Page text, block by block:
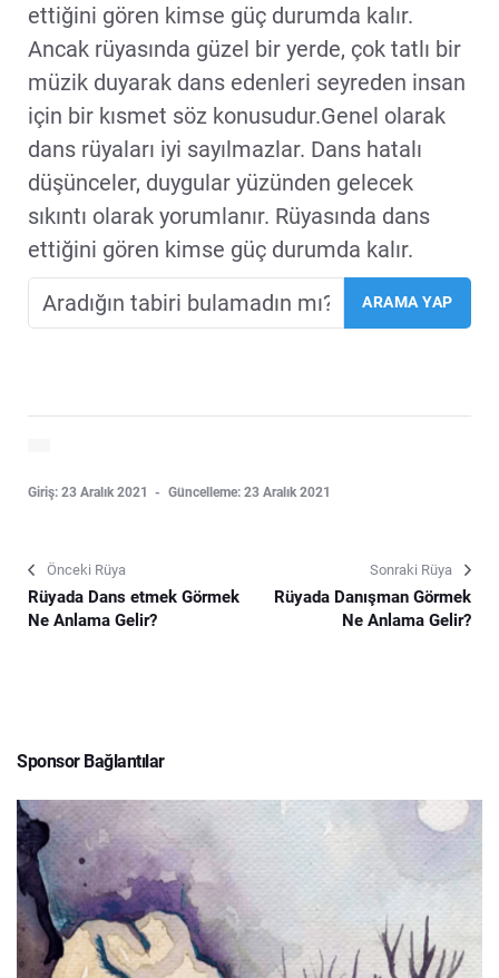
ettiğini gören kimse güç durumda kalır.
Ancak rüyasında güzel bir yerde, çok tatlı bir
müzik duyarak dans edenleri seyreden insan
için bir kısmet söz konusudur.Genel olarak
dans rüyaları iyi sayılmazlar. Dans hatalı
düşünceler, duygular yüzünden gelecek
sıkıntı olarak yorumlanır. Rüyasında dans
ettiğini gören kimse güç durumda kalır.
Giriş: 23 Aralık 2021 Güncelleme: 23 Aralık 2021
Önceki Rüya
Rüyada Dans etmek Görmek
Ne Anlama Gelir?
Sonraki Rüya
Rüyada Danışman Görmek
Ne Anlama Gelir?
Sponsor Bağlantılar